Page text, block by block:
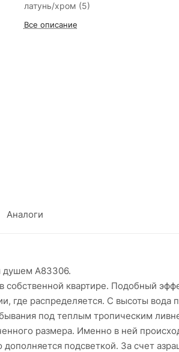
латунь/хром (5)
Все описание
Аналоги
душем A83306.
квартире. Подобный
где распределяется. С высоты вода
под теплым тропическим
размера. Именно в ней
подсветкой. За счет